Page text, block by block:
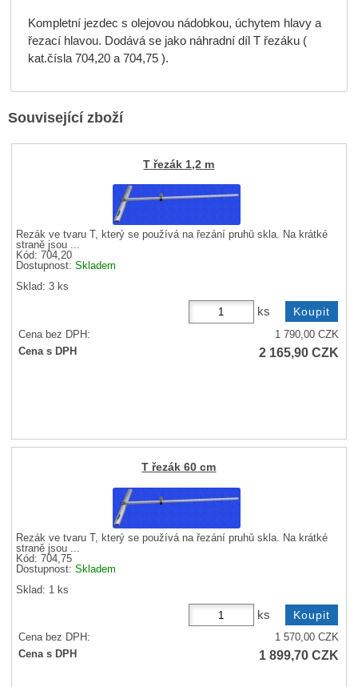
Kompletní jezdec s olejovou nádobkou, úchytem hlavy a
řezací hlavou. Dodává se jako náhradní díl T řezáku (
kat.čísla 704,20 a 704,75 ).
Související zboží
T řezák 1,2 m
Řezák ve tvaru T, který se používá na řezání pruhů skla. Na krátké
straně jsou ...
Kód: 704,20
Dostupnost:Skladem
Sklad: 3 ks
ks
Cena bez DPH: 1 790,00CZK
Cena s DPH
2 165,90CZK
T řezák 60 cm
Řezák ve tvaru T, který se používá na řezání pruhů skla. Na krátké
straně jsou ...
Kód: 704,75
Dostupnost:Skladem
Sklad: 1 ks
ks
Cena bez DPH: 1 570,00CZK
Cena s DPH
1 899,70CZK